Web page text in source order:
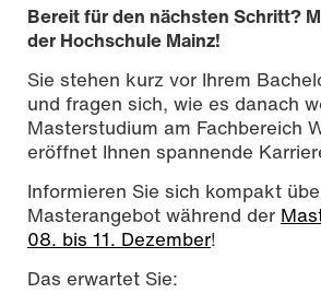
Bereit für den nächsten Schritt?
der Hochschule Mainz!
Sie stehen kurz vor Ihrem
und fragen sich, wie es danach
Masterstudium am Fachbereich
eröffnet Ihnen spannende
Informieren Sie sich kompakt
Masterangebot während der
08. bis 11. Dezember!
Das erwartet Sie: